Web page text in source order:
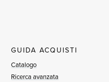
GUIDA ACQUISTI
Catalogo
Ricerca avanzata